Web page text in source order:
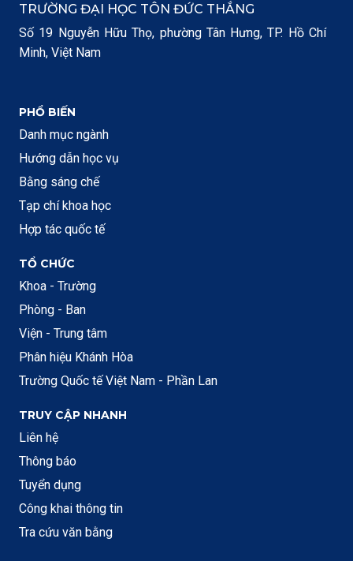
TRƯỜNG ĐẠI HỌC TÔN ĐỨC THẮNG
Số 19 Nguyễn Hữu Thọ, phường Tân Hưng, TP. Hồ Chí
Minh, Việt Nam
PHỔ BIẾN
Danh mục ngành
Hướng dẫn học vụ
Bằng sáng chế
Tạp chí khoa học
Hợp tác quốc tế
TỔ CHỨC
Khoa - Trường
Phòng - Ban
Viện - Trung tâm
Phân hiệu Khánh Hòa
Trường Quốc tế Việt Nam - Phần Lan
TRUY CẬP NHANH
Liên hệ
Thông báo
Tuyển dụng
Công khai thông tin
Tra cứu văn bằng